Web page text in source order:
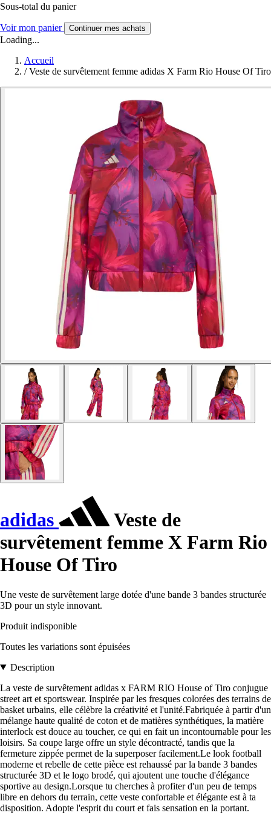
Sous-total du panier
Voir mon panier Continuer mes achats
Loading...
Accueil
/ Veste de survêtement femme adidas X Farm Rio House Of Tiro
adidas
Veste de
survêtement femme X Farm Rio
House Of Tiro
Une veste de survêtement large dotée d'une bande 3 bandes structurée
3D pour un style innovant.
Produit indisponible
Toutes les variations sont épuisées
Description
La veste de survêtement adidas x FARM RIO House of Tiro conjugue
street art et sportswear. Inspirée par les fresques colorées des terrains de
basket urbains, elle célèbre la créativité et l'unité.Fabriquée à partir d'un
mélange haute qualité de coton et de matières synthétiques, la matière
interlock est douce au toucher, ce qui en fait un incontournable pour les
loisirs. Sa coupe large offre un style décontracté, tandis que la
fermeture zippée permet de la superposer facilement.Le look football
moderne et rebelle de cette pièce est rehaussé par la bande 3 bandes
structurée 3D et le logo brodé, qui ajoutent une touche d'élégance
sportive au design.Lorsque tu cherches à profiter d'un peu de temps
libre en dehors du terrain, cette veste confortable et élégante est à ta
disposition. Adopte l'esprit du court et fais sensation en la portant.